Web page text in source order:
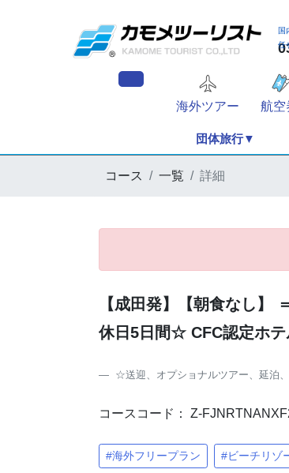
国
任
海外ツアー 航空
団体旅行▼
コース 一覧 詳細
【成田発】【朝食なし】
休日5日間☆ CFC認定ホテ
☆送迎、オプショナルツアー、延泊
コースコード： Z-
#海外フリープラン #ビーチリゾ